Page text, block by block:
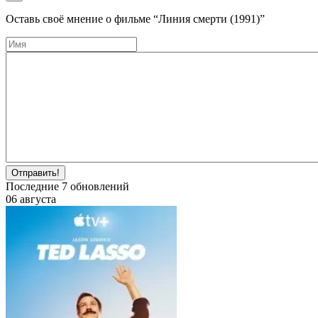
Оставь своё мнение о фильме “Линия смерти (1991)”
Отправить!
Последние 7 обновлений
06 августа